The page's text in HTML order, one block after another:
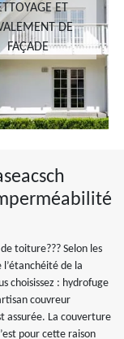
ET
DE
FAÇADE
toiture??? Selon les
de la
choisissez : hydrofuge
couvreur
assurée. La couverture
pour cette raison